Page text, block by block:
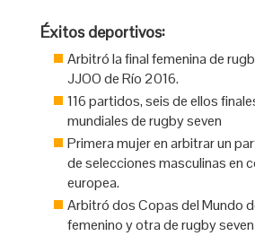
Éxitos deportivos:
Arbitró la final femenina de
JJOO de Río 2016.
116 partidos, seis de ellos
mundiales de rugby seven
Primera mujer en arbitrar un
de selecciones masculinas en
europea.
Arbitró dos Copas del Mundo
femenino y otra de rugby